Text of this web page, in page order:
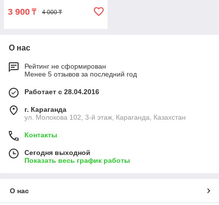
3 900 ₸ 4 000 ₸
О нас
Рейтинг не сформирован
Менее 5 отзывов за последний год
Работает с 28.04.2016
г. Караганда
ул. Молокова 102, 3-й этаж, Караганда, Казахстан
Контакты
Сегодня выходной
Показать весь график работы
О нас